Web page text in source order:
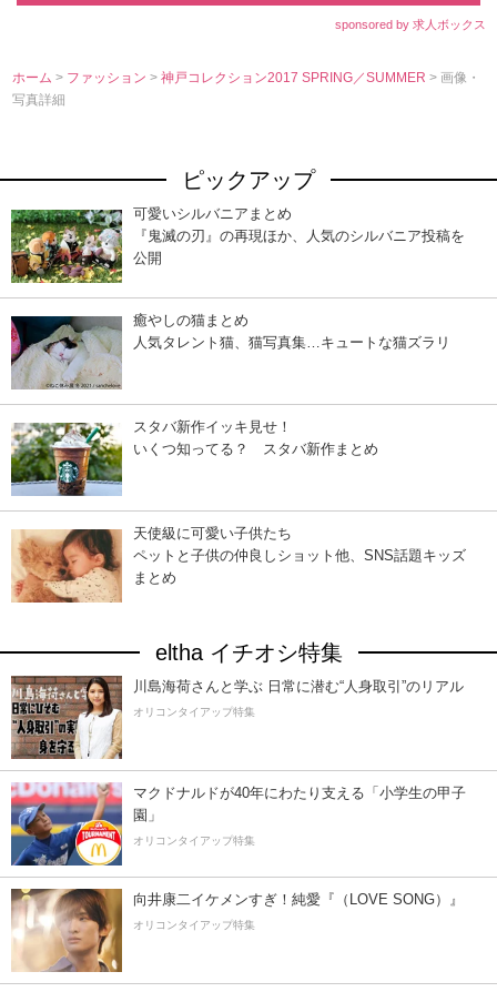
sponsored by 求人ボックス
ホーム > ファッション>神戸コレクション2017 SPRING／SUMMER> 画像・
写真詳細
ピックアップ
可愛いシルバニアまとめ
『鬼滅の刃』の再現ほか、人気のシルバニア投稿を
公開
癒やしの猫まとめ
人気タレント猫、猫写真集…キュートな猫ズラリ
スタバ新作イッキ見せ！
いくつ知ってる？ スタバ新作まとめ
天使級に可愛い子供たち
ペットと子供の仲良しショット他、SNS話題キッズ
まとめ
eltha イチオシ特集
川島海荷さんと学ぶ 日常に潜む“人身取引”のリアル
オリコンタイアップ特集
マクドナルドが40年にわたり支える「小学生の甲子
園」
オリコンタイアップ特集
向井康二イケメンすぎ！純愛『（LOVE SONG）』
オリコンタイアップ特集